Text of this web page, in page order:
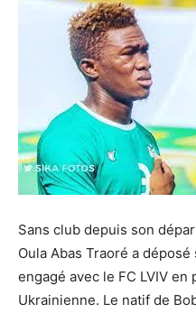
Sans club depuis son
Oula Abas Traoré a
engagé avec le FC LVIV
Ukrainienne. Le natif de